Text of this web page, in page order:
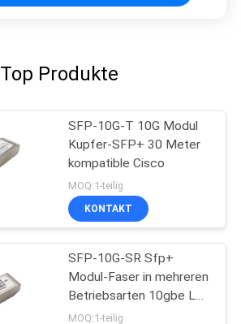
Top Produkte
SFP-10G-T 10G Modul
Kupfer-SFP+ 30 Meter
kompatible Cisco
MOQ:1-teilig
KONTAKT
SFP-10G-SR Sfp+
Modul-Faser in mehreren
Betriebsarten 10gbe Lc
300m 850nm
MOQ:1-teilig